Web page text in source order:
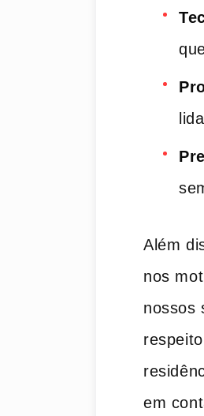
Além
nos
nossos
em